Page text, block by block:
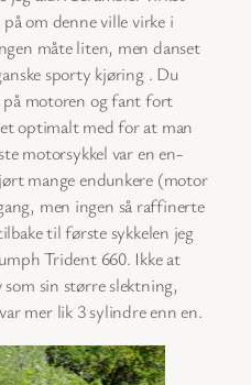
om denne ville virke i
måte liten, men danset
sporty kjøring . Du
motoren og fant fort
optimalt med for at man
motorsykkel var en en-
mange endunkere (motor
men ingen så raffinerte
til første sykkelen jeg
Trident 660. Ikke at
sin større slektning,
mer lik 3 sylindre enn en.